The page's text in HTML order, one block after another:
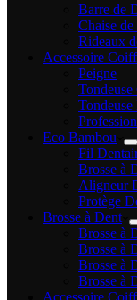
Barre de
Chaise
Rideaux
Accessoire
Peigne
Tondeuse
Eco Bambou
Fil
Brosse à
Aligneur
Protège
Brosse à Dent
Brosse à
Brosse à
Brosse à
Brosse à
Accessoire